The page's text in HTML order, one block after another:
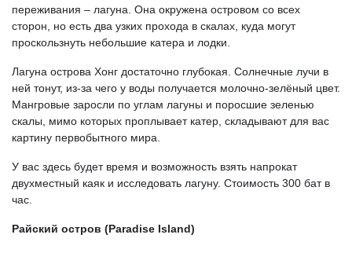
переживания – лагуна. Она окружена островом со всех
сторон, но есть два узких прохода в скалах, куда могут
проскользнуть небольшие катера и лодки.
Лагуна острова Хонг достаточно глубокая. Солнечные лучи в
ней тонут, из-за чего у воды получается молочно-зелёный цвет.
Мангровые заросли по углам лагуны и поросшие зеленью
скалы, мимо которых проплывает катер, складывают для вас
картину первобытного мира.
У вас здесь будет время и возможность взять напрокат
двухместный каяк и исследовать лагуну. Стоимость 300 бат в
час.
Райский остров (Paradise Island)